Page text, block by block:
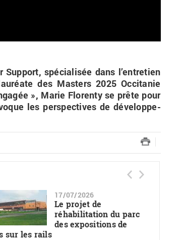
spé­cia­li­sée dans l’en­tre­tien
des Mas­ters 2025 Oc­ci­ta­nie
», Marie Flo­renty se prête pour
les pers­pec­tives de dé­ve­lop­pe­
17/07/2026
Le projet de
réhabilitation du parc
des expositions de
sur les rails